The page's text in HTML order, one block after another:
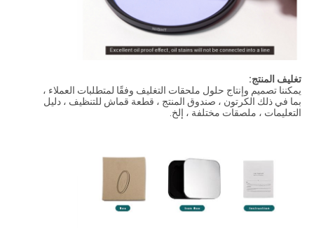
تغليف المنتج:
يمكننا تصميم وإنتاج حلول ملحقات التغليف وفقًا لمتطلبات العملاء ،
بما في ذلك الكرتون ، صندوق المنتج ، قطعة قماش للتنظيف ، دليل
التعليمات ، ملصقات مختلفة ، إلخ.